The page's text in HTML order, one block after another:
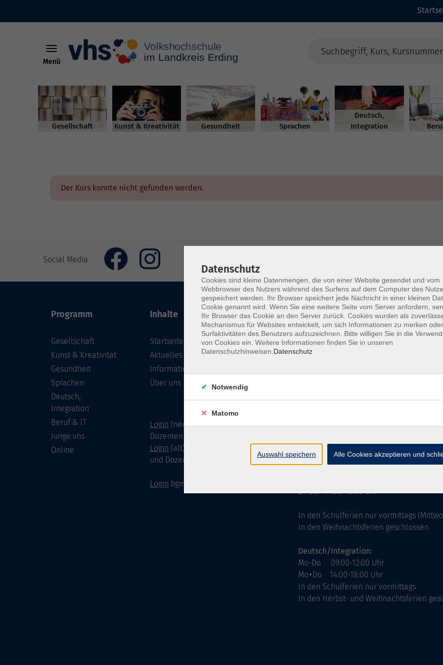
Menü
Gesellschaft Kunst & Kreativität Gesundheit Sprachen
Deutsch,
Integration
Der Kurs konnte nicht gefunden werden.
Social Media
Programm
Gesellschaft
Kunst & Kreativität
Gesundheit
Sprachen
Deutsch,
Integration
Beruf & IT
Junge vhs
Online
Inhalte
Startseite
Aktuelles
Informationen
Über uns
Login (neu) für Dozentinnen und
Dozenten
Login (alt) für Dozentinnen
und Dozenten
Login bgm-cloud
Volkshochschule im Lkr. Erding
Zweckverband Volkshochschule im Lkr.
Lethnerstr. 13
85435 ErdingGoogleMaps®
Servicezeiten
allgemein:
Di+Do 14:00-18:00 Uhr
In den Schulferien nur vormittags
In den Weihnachtsferien geschlossen
Deutsch/Integration:
Mo-Do 09:00-12:00 Uhr
Mo+Do 14:00-18:00 Uhr
In den Schulferien nur vormittags
In den Herbst- und Weihnachtsferien
Datenschutz
Cookies sind kleine Datenmengen, die von einer Website gesendet und vom
Webbrowser des Nutzers während des Surfens auf dem Computer des
gespeichert werden. Ihr Browser speichert jede Nachricht in einer kleinen
Cookie genannt wird. Wenn Sie eine weitere Seite vom Server anfordern,
Ihr Browser das Cookie an den Server zurück. Cookies wurden als
Mechanismus für Websites entwickelt, um sich Informationen zu merken
Surfaktivitäten des Benutzers aufzuzeichnen. Bitte willigen Sie in die
von Cookies ein. Weitere Informationen finden Sie in unseren
Datenschutzhinweisen. Datenschutz
Notwendig
Matomo
Auswahl speichern Alle Cookies akzeptieren und